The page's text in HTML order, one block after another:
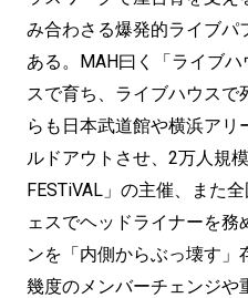
み合わさる爆発的ライブパ
ある。MAH曰く「ライブ
スで育ち、ライブハウス
らも日本武道館や横浜ア
ルドアウトさせ、2万人規
FESTiVAL」の主催、また
ェスでヘッドライナーを
ンを「内側からぶっ壊す」
幾度のメンバーチェンジや